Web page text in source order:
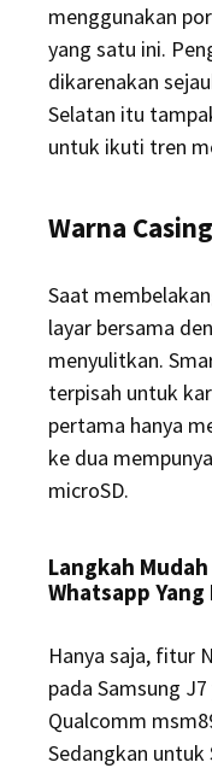
menggunakan
yang satu ini.
dikarenakan
Selatan itu
untuk ikuti tren
Warna
Saat
layar bersama
menyulitkan.
terpisah untuk
pertama hanya
ke dua
microSD.
Langkah
Whatsapp
Hanya saja, fitur
pada Samsung
Qualcomm
Sedangkan untuk